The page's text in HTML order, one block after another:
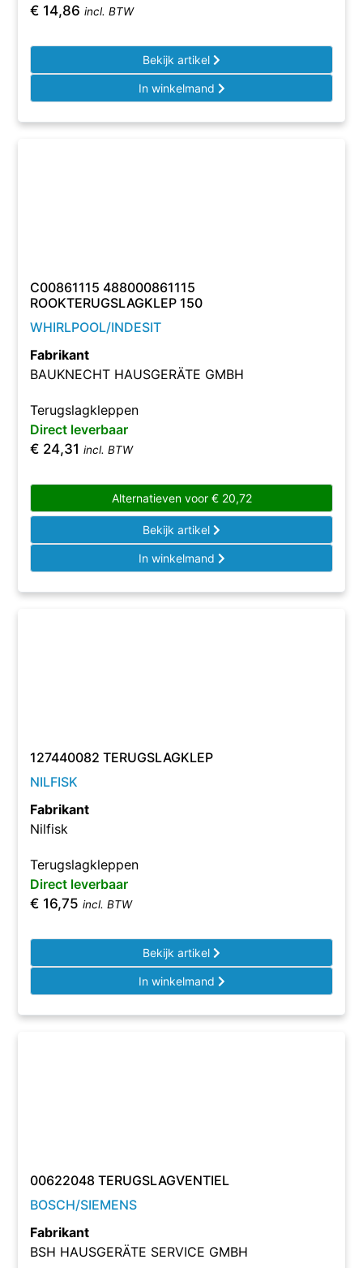
€ 14,86 incl. BTW
Bekijk artikel
In winkelmand
C00861115 488000861115
ROOKTERUGSLAGKLEP 150
WHIRLPOOL/INDESIT
Fabrikant
BAUKNECHT HAUSGERÄTE GMBH
Terugslagkleppen
Direct leverbaar
€ 24,31 incl. BTW
Alternatieven voor €20,72
Bekijk artikel
In winkelmand
127440082 TERUGSLAGKLEP
NILFISK
Fabrikant
Nilfisk
Terugslagkleppen
Direct leverbaar
€ 16,75 incl. BTW
Bekijk artikel
In winkelmand
00622048 TERUGSLAGVENTIEL
BOSCH/SIEMENS
Fabrikant
BSH HAUSGERÄTE SERVICE GMBH